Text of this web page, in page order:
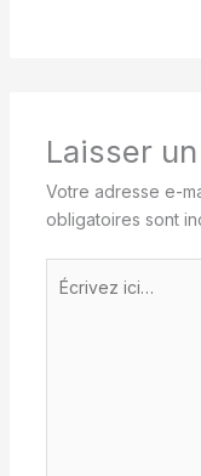
Laisser
Votre adresse e-
obligatoires sont
ici…